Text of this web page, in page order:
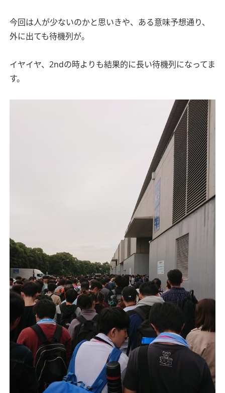
今回は人が少ないのかと思いきや、ある意味予想通り、
外に出ても待機列が。
イヤイヤ、2ndの時よりも結果的に長い待機列になってま
す。